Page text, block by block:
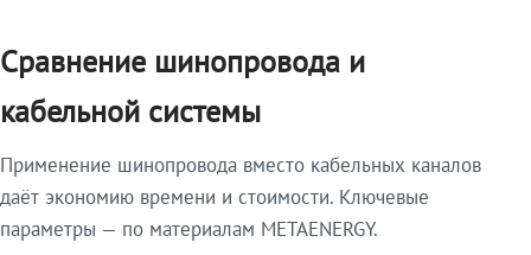
Сравнение шинопровода и
кабельной системы
Применение шинопровода вместо кабельных каналов
даёт экономию времени и стоимости. Ключевые
параметры — по материалам METAENERGY.